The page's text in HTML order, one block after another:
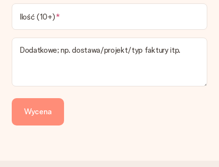
Jakie opcje dostawy mogę wybrać?
W koszyku zamówień mamy kilka opcji dostawy. Termin
pokazany na stronie produktu odnosi się do najtańszej i
najwolniejszej formy wysyłki.
Zapłata
Dotpay, karta kredytowa, lub przelew bankowy. W przypadku
dni przedłużenia dostawy - kwota musi zostać zaksięgowana,
aby zamówienie trafiło do produkcji. Robiąc przelew, należy
wybrać Przelew Krajowy Europejski.
Ilość (10+)
Dodatkowe; np. dostawa/projekt/typ faktury itp.
Wycena